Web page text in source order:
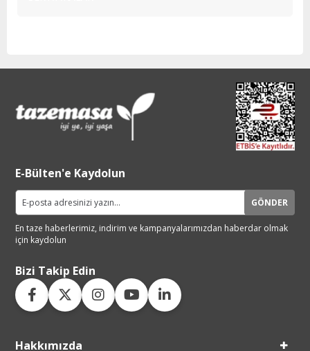
E-Bülten'e Kaydolun
GÖNDER
En taze haberlerimiz, indirim ve kampanyalarımızdan haberdar olmak
için kaydolun
Bizi Takip Edin
Hakkımızda